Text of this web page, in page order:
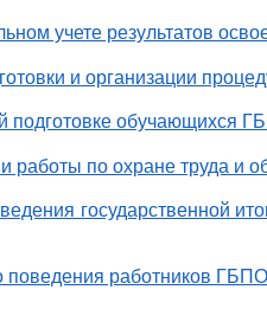
учете результатов
и организации
подготовке обучающихся
работы по охране труда и
государственной
поведения работников